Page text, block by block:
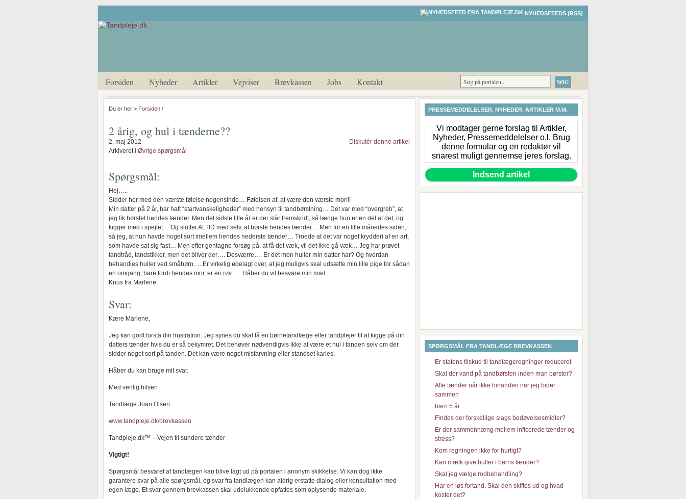
NYHEDSFEEDS (RSS)
Forsiden Nyheder Artikler Vejviser Brevkassen Jobs Kontakt
Du er her > Forsiden /
2 årig, og hul i tænderne??
2. maj 2012
Arkiveret i Øvrige spørgsmål
Diskutér denne artikel
Spørgsmål:
Hej…..
Sidder her med den værste følelse nogensinde… Følelsen af, at være den værste mor!!!
Min datter på 2 år, har haft “startvanskeligheder” med hensyn til tandbørstning… Det var med “overgreb”, at
jeg fik børstet hendes tænder. Men det sidste lille år er der står fremskridt, så længe hun er en del af det, og
kigger med i spejlet… Og slutter ALTID med selv, at børste hendes tænder… Men for en lille månedes siden,
så jeg, at hun havde noget sort imellem hendes nederste tænder… Troede at det var noget krydderi af en art,
som havde sat sig fast… Men efter gentagne forsøg på, at få det væk, vil det ikke gå væk… Jeg har prøvet
tandtråd, tandstikker, men det bliver der…. Desværre…. Er det mon huller min datter har? Og hvordan
behandles huller ved småbørn…. Er virkelig ødelagt over, at jeg muligvis skal udsætte min lille pige for sådan
en omgang, bare fordi hendes mor, er en røv….. Håber du vil besvare min mail….
Knus fra Marlene
Svar:
Kære Marlene,
Jeg kan godt forstå din frustration. Jeg synes du skal få en børnetandlæge eller tandplejer til at kigge på din
datters tænder hvis du er så bekymret. Det behøver nødvendigvis ikke at være et hul i tanden selv om der
sidder noget sort på tanden. Det kan være noget misfarvning eller standset karies.
Håber du kan bruge mit svar.
Med venlig hilsen
Tandlæge Joan Olsen
www.tandpleje.dk/brevkassen
Tandpleje.dk™ – Vejen til sundere tænder
Vigtigt!
Spørgsmål besvaret af tandlægen kan blive lagt ud på portalen i anonym skikkelse. Vi kan dog ikke
garantere svar på alle spørgsmål, og svar fra tandlægen kan aldrig erstatte dialog eller konsultation med
egen læge. Et svar gennem brevkassen skal udelukkende opfattes som oplysende materiale.
PRESSEMEDDELELSER, NYHEDER, ARTIKLER M.M.
Vi modtager gerne forslag til Artikler,
Nyheder, Pressemeddelelser o.l. Brug
denne formular og en redaktør vil
snarest muligt gennemse jeres forslag.
Indsend artikel
SPØRGSMÅL FRA TANDLÆGE BREVKASSEN
Er statens tilskud til tandlægeregninger reduceret
Skal der vand på tandbørsten inden man børster?
Alle tænder når ikke hinanden når jeg bider
sammen
barn 5 år
Findes der forskellige slags bedøvelsesmidler?
Er der sammenhæng mellem inficerede tænder og
stress?
Kom regningen ikke for hurtigt?
Kan mælk give huller i børns tænder?
Skal jeg vælge rodbehandling?
Har en løs fortand. Skal den skiftes ud og hvad
koster det?